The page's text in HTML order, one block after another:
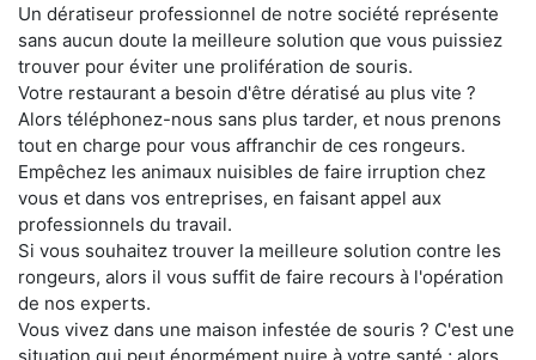
Un dératiseur professionnel de notre société représente
sans aucun doute la meilleure solution que vous puissiez
trouver pour éviter une prolifération de souris.
Votre restaurant a besoin d'être dératisé au plus vite ?
Alors téléphonez-nous sans plus tarder, et nous prenons
tout en charge pour vous affranchir de ces rongeurs.
Empêchez les animaux nuisibles de faire irruption chez
vous et dans vos entreprises, en faisant appel aux
professionnels du travail.
Si vous souhaitez trouver la meilleure solution contre les
rongeurs, alors il vous suffit de faire recours à l'opération
de nos experts.
Vous vivez dans une maison infestée de souris ? C'est une
situation qui peut énormément nuire à votre santé ; alors